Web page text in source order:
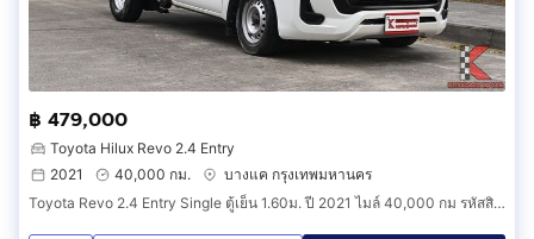
฿ 479,000
Toyota Hilux Revo 2.4 Entry
2021
40,000 กม.
บางแค กรุงเทพมหานคร
Toyota Revo 2.4 Entry Single ตู้เย็น 1.60ม. ปี 2021 ไมล์ 40,000 กม รหัสสินค้า IDGB